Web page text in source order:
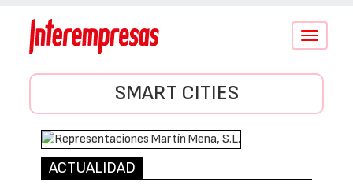
Conmutar
SMART CITIES
ACTUALIDAD